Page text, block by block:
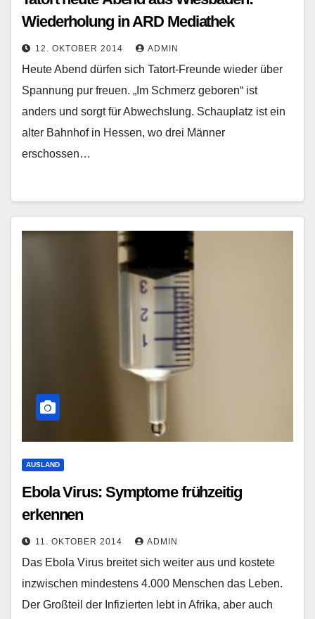
Wiederholung in ARD Mediathek
12. OKTOBER 2014 ADMIN
Heute Abend dürfen sich Tatort-Freunde wieder über
Spannung pur freuen. „Im Schmerz geboren“ ist
anders und sorgt für Abwechslung. Schauplatz ist ein
alter Bahnhof in Hessen, wo drei Männer
erschossen…
AUSLAND
Ebola Virus: Symptome frühzeitig
erkennen
11. OKTOBER 2014 ADMIN
Das Ebola Virus breitet sich weiter aus und kostete
inzwischen mindestens 4.000 Menschen das Leben.
Der Großteil der Infizierten lebt in Afrika, aber auch